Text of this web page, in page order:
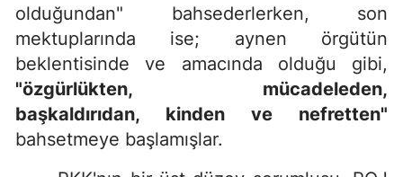
olduğundan" bahsederlerken, son
mektuplarında ise; aynen örgütün
beklentisinde ve amacında olduğu gibi,
"özgürlükten, mücadeleden,
başkaldırıdan, kinden ve nefretten"
bahsetmeye başlamışlar.